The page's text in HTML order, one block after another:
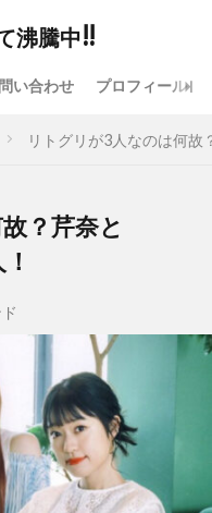
沸騰中!!
い合わせ プロフィール
リトグリが3人なのは何故
？芹奈と